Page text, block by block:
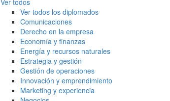
Ver todos
Ver todos los diplomados
Comunicaciones
Derecho en la empresa
Economía y finanzas
Energía y recursos naturales
Estrategia y gestión
Gestión de operaciones
Innovación y emprendimiento
Marketing y experiencia